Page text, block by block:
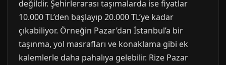
değildir. Şehirlerarası taşımalarda ise fiyatlar
10.000 TL’den başlayıp 20.000 TL’ye kadar
çıkabiliyor. Örneğin Pazar’dan İstanbul’a bir
taşınma, yol masrafları ve konaklama gibi ek
kalemlerle daha pahalıya gelebilir. Rize Pazar